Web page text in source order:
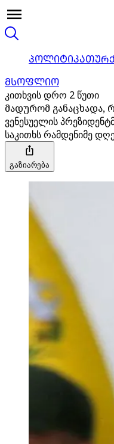
ᲞᲝᲚᲘᲢᲘᲙᲐ
ᲛᲡᲝᲤᲚᲘᲝ
კითხვის დრო 2 წუთი
მადურომ განაცხადა,
ვენესუელის
საკითხს რამდენიმე
გაზიარება